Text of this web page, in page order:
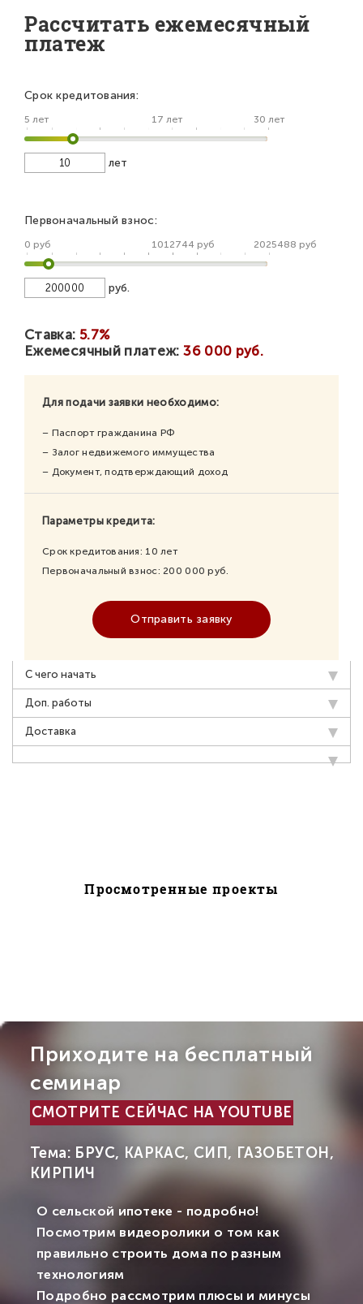
Рассчитать ежемесячный
платеж
Срок кредитования:
5 лет 17 лет 30 лет
лет
Первоначальный взнос:
0 руб 1012744 руб 2025488 руб
руб.
Ставка: 5.7%
Ежемесячный платеж:36 000 руб.
Для подачи заявки необходимо:
– Паспорт гражданина РФ
– Залог недвижемого иммущества
– Документ, подтверждающий доход
Параметры кредита:
Срок кредитования: 10 лет
Первоначальный взнос: 200 000 руб.
Отправить заявку
С чего начать
Доп. работы
Доставка
Просмотренные проекты
Приходите на бесплатный
семинар
СМОТРИТЕ СЕЙЧАС НА YOUTUBE
Тема: БРУС, КАРКАС, СИП, ГАЗОБЕТОН,
КИРПИЧ
О сельской ипотеке - подробно!
Посмотрим видеоролики о том как
правильно строить дома по разным
технологиям
Подробно рассмотрим плюсы и минусы